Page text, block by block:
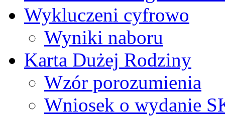
Wykluczeni cyfrowo
Wyniki naboru
Karta Dużej Rodziny
Wzór porozumienia
Wniosek o wydanie